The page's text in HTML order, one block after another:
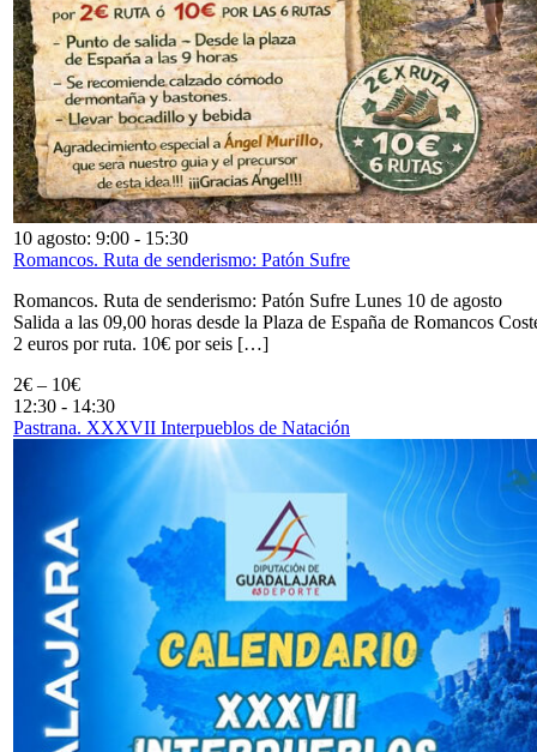
10 agosto: 9:00 - 15:30
Romancos. Ruta de senderismo: Patón Sufre
Romancos. Ruta de senderismo: Patón Sufre Lunes 10 de agosto
Salida a las 09,00 horas desde la Plaza de España de Romancos
2 euros por ruta. 10€ por seis […]
2€ – 10€
12:30 - 14:30
Pastrana. XXXVII Interpueblos de Natación